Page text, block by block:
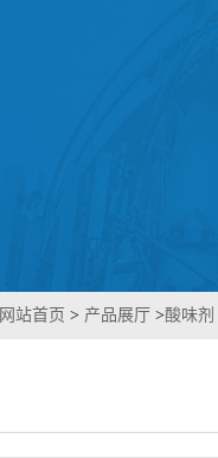
网站首页 > 产品展厅 >酸味剂